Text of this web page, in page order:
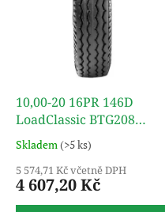
10,00-20 16PR 146D
LoadClassic BTG208
(SET) TT TURON
Skladem(>5 ks)
5 574,71 Kč včetně DPH
4 607,20 Kč